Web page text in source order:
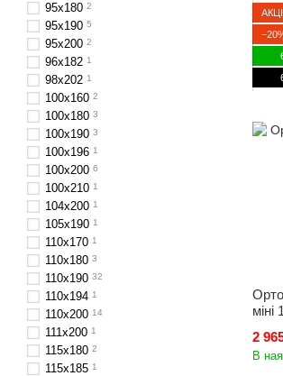
міні
2
В
95х180 2
95х190 5
95х200 2
96х182 1
98х202 1
100x160 2
100х180 3
100х190 3
100х196 1
100x200 6
100х210 1
104x200 1
105х190 1
110х170 1
110x180 3
110x190 32
110x194 1
110х200 14
111x200 1
115х180 2
115х185 1